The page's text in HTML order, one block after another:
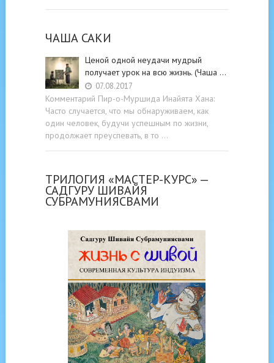
ЧАША САКИ
Ценой одной неудачи мудрый
получает урок на всю жизнь. (Чаша …
07.08.2017
Комментарий Пир-о-Муршида Инайята Хана:
Часто случается, что мы обнаруживаем, как
один человек, будучи успешным по жизни,
продолжает преуспевать, в то …
ТРИЛОГИЯ «МАСТЕР-КУРС» —
САДГУРУ ШИВАЙЯ
СУБРАМУНИЯСВАМИ